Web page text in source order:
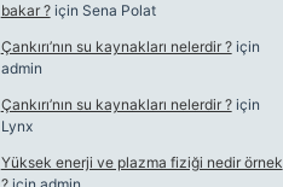
bakar ?için Sena Polat
Çankırı’nın su kaynakları nelerdir ?için
admin
Çankırı’nın su kaynakları nelerdir ?için
Lynx
Yüksek enerji ve plazma fiziği nedir örnek